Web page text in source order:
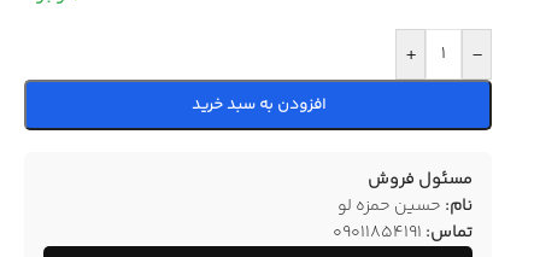
-
+
افزودن به سبد خرید
مسئول فروش
نام: حسین حمزه لو
تماس: 09011854191